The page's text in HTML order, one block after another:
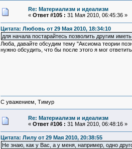
Re: Материализм и идеализм
« Ответ #105 : 31 Мая 2010, 06:45:36 »
Цитата: Любовь от 29 Мая 2010, 18:34:10
для начала постарайтесь позволить другим
Люба, давайте обсудим тему "Аксиома теории
нужно обсудить, что бы после этого я мог
С уважением, Тимур
Re: Материализм и идеализм
« Ответ #106 : 31 Мая 2010, 06:48:16 »
Цитата: Лилу от 29 Мая 2010, 20:38:55
Не знаю, как у Вас, а у меня, например, одно